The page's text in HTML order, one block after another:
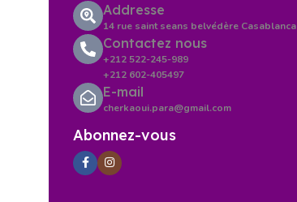
Addresse
14 rue saint seans belvédère Casablanca
Contactez nous
+212 522-245-989
+212 602-405497
E-mail
cherkaoui.para@gmail.com
Abonnez-vous